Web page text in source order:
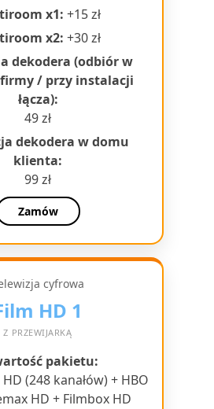
x1: +15 zł
x2: +30 zł
dekodera (odbiór w
/ przy instalacji
łącza):
49 zł
dekodera w domu
klienta:
99 zł
Zamów
cyfrowa
HD 1
Z PRZEWIJARKĄ
pakietu:
(248 kanałów) + HBO
HD + Filmbox HD